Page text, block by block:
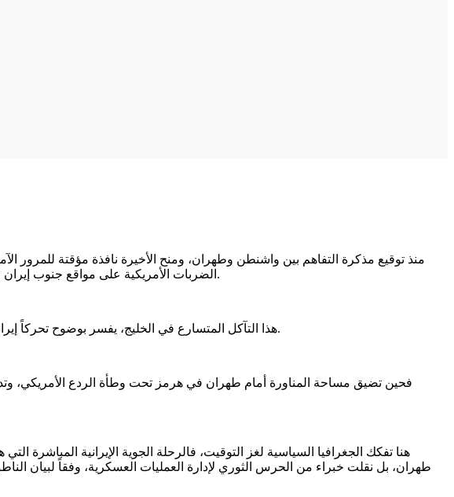
منذ توقيع مذكرة التفاهم بين واشنطن وطهران، ومنح الأخيرة نافذة مؤقتة للمرور
الضربات الأمريكية على مواقع جنوب إيران والردود الإيرانية بالمسيّرات والصواريخ ضد أهداف بحرية، يلفظ هذا الاتفاق أنفاسه الأخيرة تحت وطأة الخروقات المتبادلة.
هذا التآكل المتسارع في الخليج، يفسر بوضوح تحركاً إيرانياً موازياً بدأ يتشكل بعيداً عن هرمز، وتحديداً في سماء صنعاء، بما يحمله من دلالات خطيرة على مستقبل الملاحة الدولية.
فحين تضيق مساحة المناورة أمام طهران في هرمز تحت وطأة الردع الأمريكي،
هنا تفكك الجغرافيا السياسية لغز التوقيت، فالرحلة الجوية الإيرانية
طهران، بل نقلت خبراء من الحرس الثوري لإدارة العمليات العسكرية، وفقاً لبيان